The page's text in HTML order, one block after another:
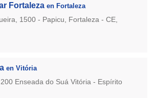
Fortaleza en Fortaleza
1500 - Papicu, Fortaleza - CE,
en Vitória
Enseada do Suá Vitória - Espírito